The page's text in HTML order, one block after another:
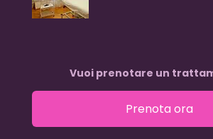
Vuoi prenotare un
Prenota ora